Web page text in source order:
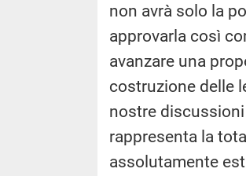
non avrà solo la
approvarla così
avanzare una
costruzione delle
nostre
rappresenta la
assolutamente